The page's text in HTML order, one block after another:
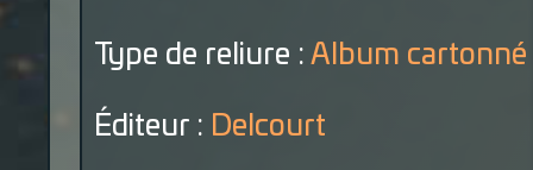
Type de reliure : Album cartonné
Éditeur : Delcourt